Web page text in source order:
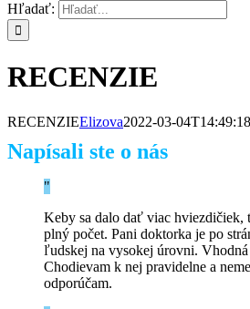
Hľadať:
RECENZIE
RECENZIEElizova2022-03-
Napísali ste o nás
Keby sa dalo dať viac hviezdičiek,
plný počet. Pani doktorka je po
ľudskej na vysokej úrovni.
Chodievam k nej pravidelne a
odporúčam.